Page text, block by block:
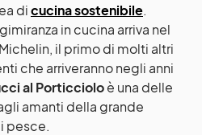
dicucina sostenibile.
in cucina arriva nel
il primo di molti altri
che arriveranno negli anni
al Porticcioloè una delle
amanti della grande
pesce.